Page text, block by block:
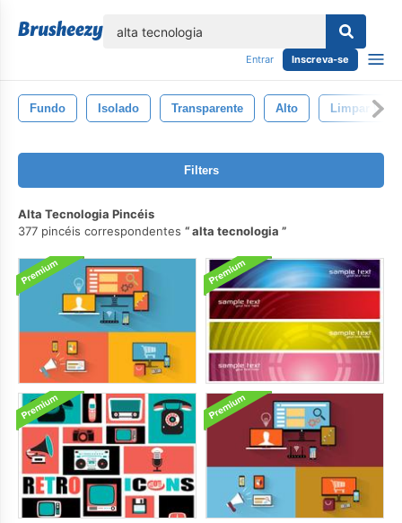
Entrar Inscreva-se
Fundo Isolado Transparente Alto Limpar \
Filters
Alta Tecnologia Pincéis
377 pincéis correspondentes
alta tecnologia